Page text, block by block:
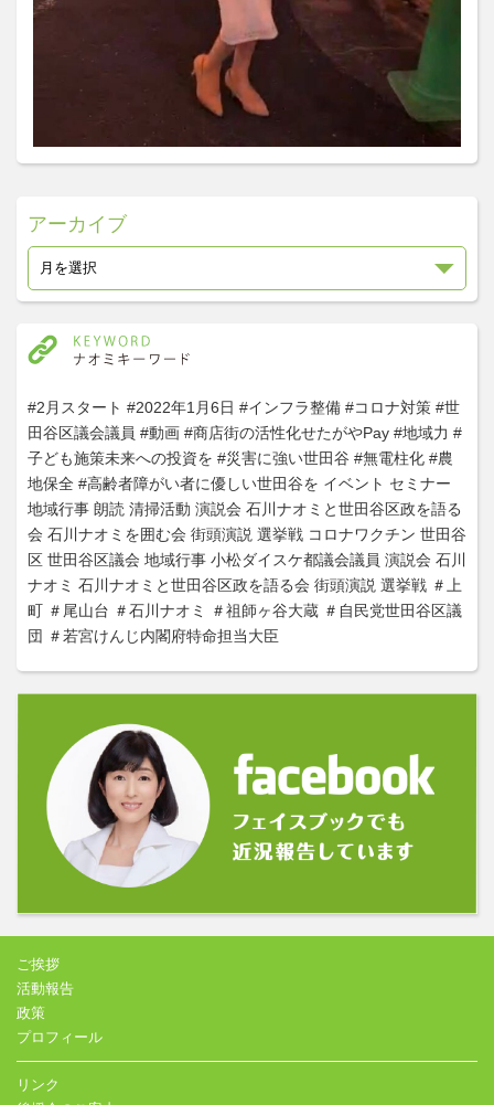
アーカイブ
#2月スタート #2022年1月6日 #インフラ整備 #コロナ対策 #世
田谷区議会議員 #動画 #商店街の活性化せたがやPay #地域力 #
子ども施策未来への投資を #災害に強い世田谷 #無電柱化 #農
地保全 #高齢者障がい者に優しい世田谷を イベント セミナー
地域行事 朗読 清掃活動 演説会 石川ナオミと世田谷区政を語る
会 石川ナオミを囲む会 街頭演説 選挙戦 コロナワクチン 世田谷
区 世田谷区議会 地域行事 小松ダイスケ都議会議員 演説会 石川
ナオミ 石川ナオミと世田谷区政を語る会 街頭演説 選挙戦 ＃上
町 ＃尾山台 ＃石川ナオミ ＃祖師ヶ谷大蔵 ＃自民党世田谷区議
団 ＃若宮けんじ内閣府特命担当大臣
ご挨拶
活動報告
政策
プロフィール
リンク